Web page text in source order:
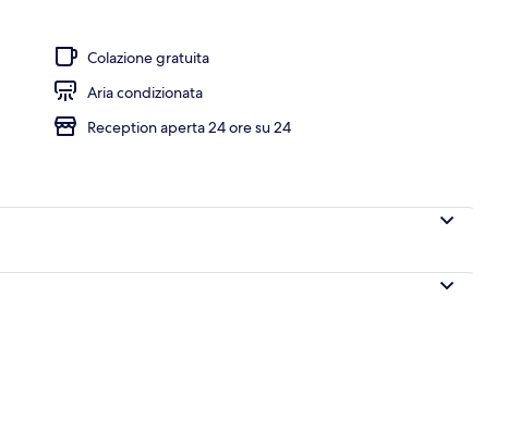
Colazione gratuita
Aria condizionata
Reception aperta 24 ore su 24